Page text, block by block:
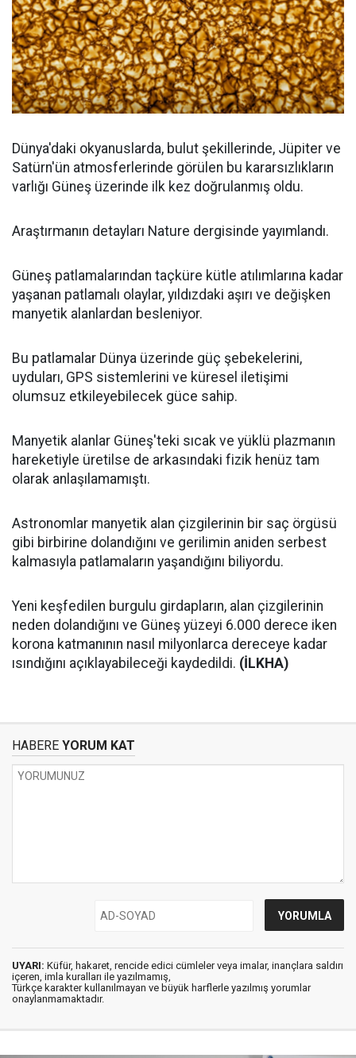
Dünya'daki okyanuslarda, bulut şekillerinde, Jüpiter ve
Satürn'ün atmosferlerinde görülen bu kararsızlıkların
varlığı Güneş üzerinde ilk kez doğrulanmış oldu.
Araştırmanın detayları Nature dergisinde yayımlandı.
Güneş patlamalarından taçküre kütle atılımlarına kadar
yaşanan patlamalı olaylar, yıldızdaki aşırı ve değişken
manyetik alanlardan besleniyor.
Bu patlamalar Dünya üzerinde güç şebekelerini,
uyduları, GPS sistemlerini ve küresel iletişimi
olumsuz etkileyebilecek güce sahip.
Manyetik alanlar Güneş'teki sıcak ve yüklü plazmanın
hareketiyle üretilse de arkasındaki fizik henüz tam
olarak anlaşılamamıştı.
Astronomlar manyetik alan çizgilerinin bir saç örgüsü
gibi birbirine dolandığını ve gerilimin aniden serbest
kalmasıyla patlamaların yaşandığını biliyordu.
Yeni keşfedilen burgulu girdapların, alan çizgilerinin
neden dolandığını ve Güneş yüzeyi 6.000 derece iken
korona katmanının nasıl milyonlarca dereceye kadar
ısındığını açıklayabileceği kaydedildi. (İLKHA)
HABERE YORUM KAT
UYARI: Küfür, hakaret, rencide edici cümleler veya imalar, inançlara saldırı
içeren, imla kuralları ile yazılmamış,
Türkçe karakter kullanılmayan ve büyük harflerle yazılmış yorumlar
onaylanmamaktadır.